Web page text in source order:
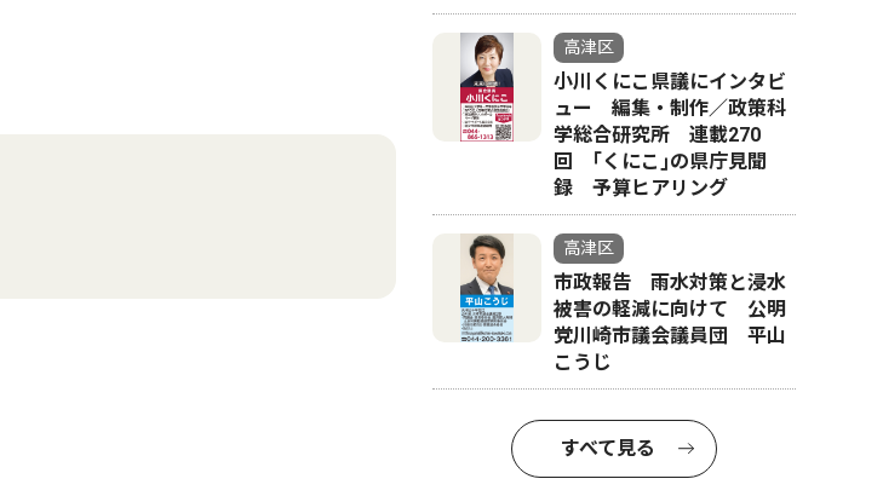
高津区
小川くにこ県議にインタビ
ュー 編集・制作／政策科
学総合研究所 連載270
回 ｢くにこ｣の県庁見聞
録 予算ヒアリング
高津区
市政報告 雨水対策と浸水
被害の軽減に向けて 公明
党川崎市議会議員団 平山
こうじ
すべて見る